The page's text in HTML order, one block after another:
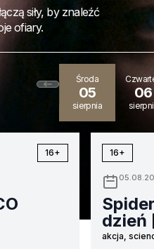
siły, by znaleźć
ofiary.
Środa
05
sierpnia
06
16+ 16+
dzień
akcja,